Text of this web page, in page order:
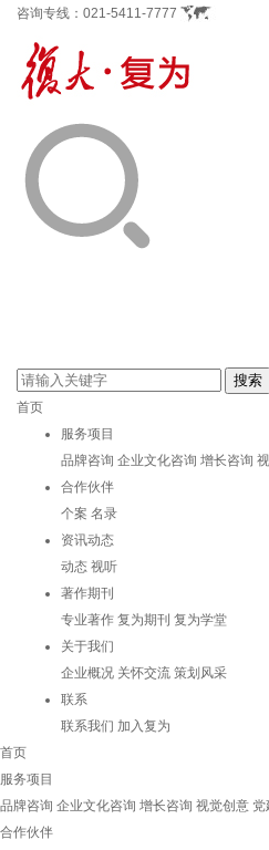
咨询专线： 021-5411-7777
首页
服务项目
品牌咨询 企业文化咨询 增长咨询
合作伙伴
个案 名录
资讯动态
动态 视听
著作期刊
专业著作 复为期刊 复为学堂
关于我们
企业概况 关怀交流 策划风采
联系
联系我们 加入复为
首页
服务项目
品牌咨询 企业文化咨询 增长咨询 视觉创意 党
合作伙伴